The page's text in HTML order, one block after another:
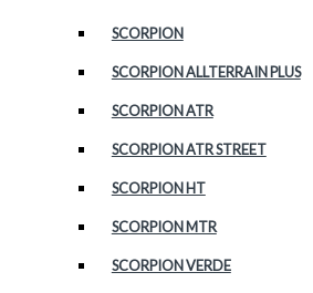
SCORPION
SCORPION ALLTERRAIN PLUS
SCORPION ATR
SCORPION ATR STREET
SCORPION HT
SCORPION MTR
SCORPION VERDE